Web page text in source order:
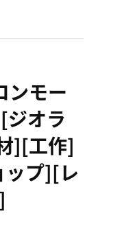
ンモー
ジオラ
][工作]
プ][レ